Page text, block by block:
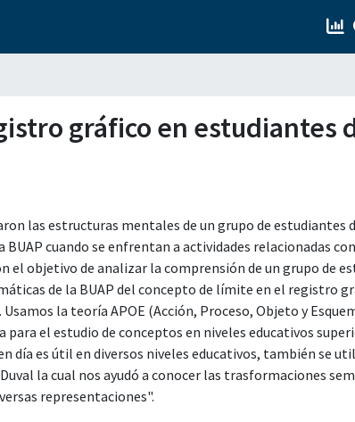
gráfico en estudiantes
las estructuras mentales de un grupo de estudiantes
BUAP cuando se enfrentan a actividades relacionadas
el objetivo de analizar la comprensión de un grupo de
de la BUAP del concepto de límite en el registro
la teoría APOE (Acción, Proceso, Objeto y
el estudio de conceptos en niveles educativos
día es útil en diversos niveles educativos, también se
la cual nos ayudó a conocer las trasformaciones
representaciones".